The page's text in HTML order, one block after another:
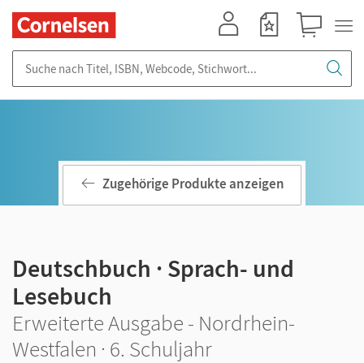
Zugehörige Produkte anzeigen
Deutschbuch · Sprach- und
Lesebuch
Erweiterte Ausgabe - Nordrhein-
Westfalen · 6. Schuljahr